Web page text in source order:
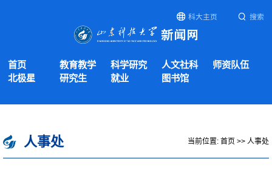
科大主页 搜索
首页 教育教学 科学研究 人文社科
师资队伍
北极星
研究生 就业 图书馆
人事处 当前位置: 首页 >> 人事处